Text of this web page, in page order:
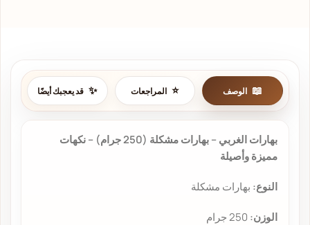
الوصف المراجعات قد يعجبك أيضًا
بهارات الغربي – بهارات مشكلة (250 جرام) – نكهات
مميزة وأصيلة
النوع: بهارات مشكلة
الوزن: